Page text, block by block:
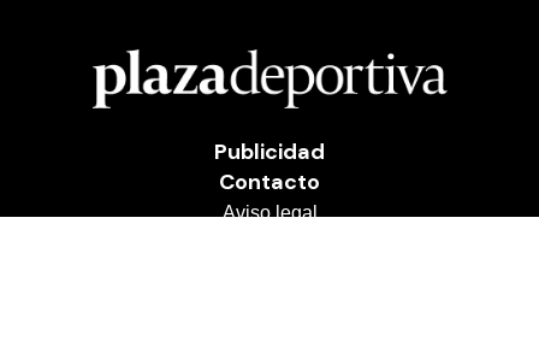
Publicidad
Contacto
Aviso legal